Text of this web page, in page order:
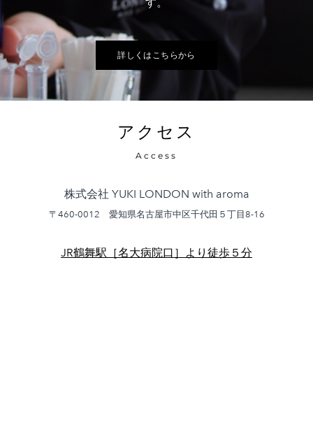
詳しくはこちらから
アクセス
Access
株式会社 YUKI LONDON with aroma
〒460-0012 愛知県名古屋市中区千代田５丁目8-16
JR鶴舞駅［名大病院口］より徒歩５分